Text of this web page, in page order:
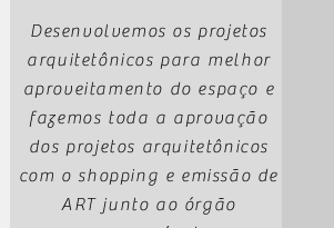
Desenvolvemos os projetos
arquitetônicos para melhor
aproveitamento do espaço e
fazemos toda a aprovação
dos projetos arquitetônicos
com o shopping e emissão de
ART junto ao órgão